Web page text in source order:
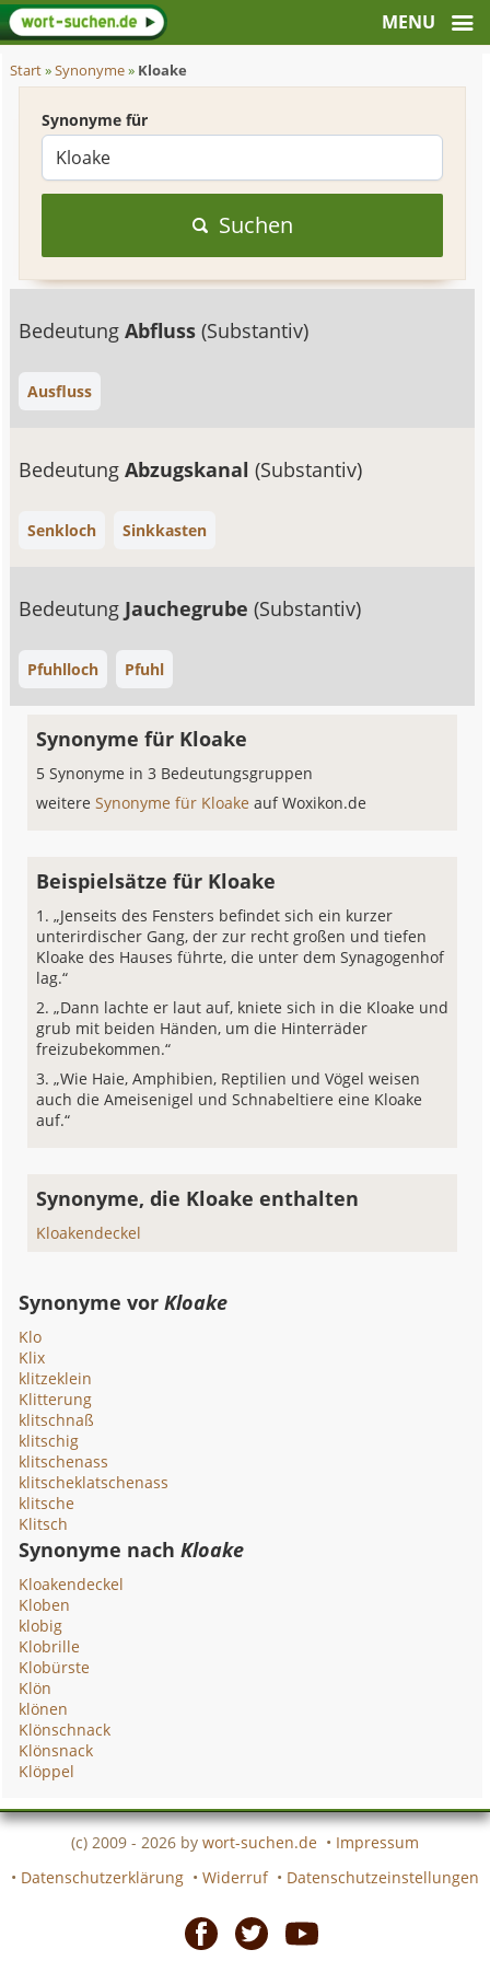
Start»Synonyme» Kloake
Synonyme für
Suchen
BedeutungAbfluss(Substantiv)
Ausfluss
BedeutungAbzugskanal(Substantiv)
Senkloch Sinkkasten
Bedeutung Jauchegrube(Substantiv)
Pfuhlloch Pfuhl
Synonyme für Kloake
5 Synonyme in 3 Bedeutungsgruppen
weitereSynonyme für Kloakeauf Woxikon.de
Beispielsätze für Kloake
„Jenseits des Fensters befindet sich ein kurzer
unterirdischer Gang, der zur recht großen und tiefen
Kloake des Hauses führte, die unter dem Synagogenhof
lag.“
„Dann lachte er laut auf, kniete sich in die Kloake und
grub mit beiden Händen, um die Hinterräder
freizubekommen.“
„Wie Haie, Amphibien, Reptilien und Vögel weisen
auch die Ameisenigel und Schnabeltiere eine Kloake
auf.“
Synonyme, die Kloake enthalten
Kloakendeckel
Synonyme vorKloake
Klo
Klix
klitzeklein
Klitterung
klitschnaß
klitschig
klitschenass
klitscheklatschenass
klitsche
Klitsch
Synonyme nachKloake
Kloakendeckel
Kloben
klobig
Klobrille
Klobürste
Klön
klönen
Klönschnack
Klönsnack
Klöppel
(c) 2009 - 2026 by wort-suchen.de • Impressum
• Datenschutzerklärung • Widerruf • Datenschutzeinstellungen